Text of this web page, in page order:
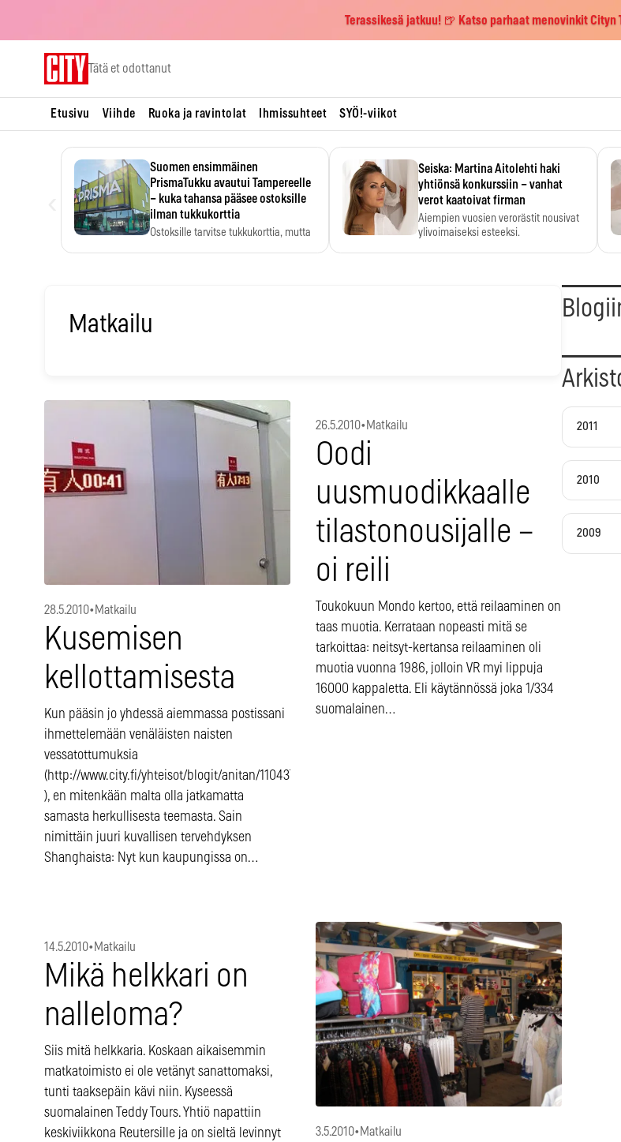
Terassikesä jatkuu! 🍺 Katso parhaat menovinkit
Tätä et odottanut
Etusivu Viihde Ruoka ja ravintolat Ihmissuhteet SYÖ!-viikot
Suomen ensimmäinen
PrismaTukku avautui Tampereelle
– kuka tahansa pääsee ostoksille
ilman tukkukorttia
Ostoksille tarvitse tukkukorttia, mutta
Seiska: Martina Aitolehti haki
yhtiönsä konkurssiin – vanhat
verot kaatoivat firman
Aiempien vuosien verorästit nousivat
ylivoimaiseksi esteeksi.
Matkailu
28.5.2010•Matkailu
Kusemisen
kellottamisesta
Kun pääsin jo yhdessä aiemmassa postissani
ihmettelemään venäläisten naisten
vessatottumuksia
(http://www.city.fi/yhteisot/blogit/anitan/110437/
), en mitenkään malta olla jatkamatta
samasta herkullisesta teemasta. Sain
nimittäin juuri kuvallisen tervehdyksen
Shanghaista: Nyt kun kaupungissa on…
26.5.2010•Matkailu
Oodi
uusmuodikkaalle
tilastonousijalle –
oi reili
Toukokuun Mondo kertoo, että reilaaminen on
taas muotia. Kerrataan nopeasti mitä se
tarkoittaa: neitsyt-kertansa reilaaminen oli
muotia vuonna 1986, jolloin VR myi lippuja
16000 kappaletta. Eli käytännössä joka 1/334
suomalainen…
14.5.2010•Matkailu
Mikä helkkari on
nalleloma?
Siis mitä helkkaria. Koskaan aikaisemmin
matkatoimisto ei ole vetänyt sanattomaksi,
tunti taaksepäin kävi niin. Kyseessä
suomalainen Teddy Tours. Yhtiö napattiin
keskiviikkona Reutersille ja on sieltä levinnyt
3.5.2010•Matkailu
2011
2010
2009